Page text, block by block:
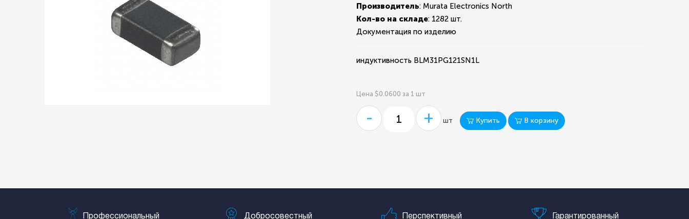
Производитель: Murata Electronics North
Кол-во на складе: 1282 шт.
Документация по изделию
индуктивность BLM31PG121SN1L
Цена $0.0600 за 1 шт
- + шт Купить В корзину
Профессиональный Добросовестный Перспективный Гарантированный